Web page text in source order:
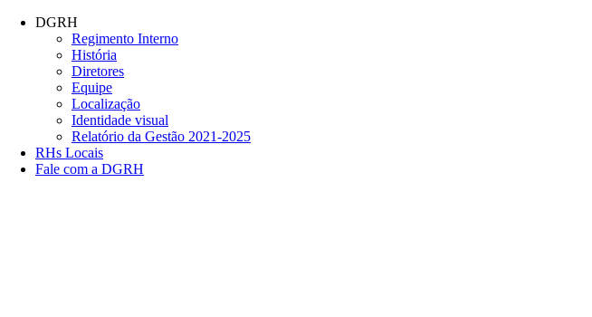
Conteúdo principal
DGRH
Regimento Interno
História
Diretores
Equipe
Localização
Identidade visual
Relatório da Gestão 2021-2025
RHs Locais
Fale com a DGRH